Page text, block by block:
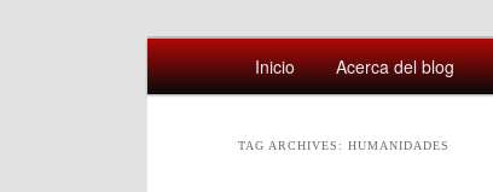
Comentarios sobre aspectos
Main
menu
Skip
Skip
Inicio Acerca del blog
TAG ARCHIVES:HUMANIDADES